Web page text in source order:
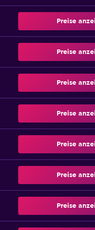
Preise
Preise
Preise
Preise
Preise
Preise
Preise